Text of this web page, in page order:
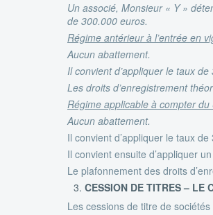
Un associé, Monsieur « Y »
de 300.000 euros.
Régime antérieur à l’entrée en
Aucun abattement.
Il convient d’appliquer le taux
Les droits d’enregistrement
Régime applicable à compter
Aucun abattement.
Il convient d’appliquer le taux
Il convient ensuite d’appliquer
Le plafonnement des droits
CESSION DE TITRES – LE
Les cessions de titre de